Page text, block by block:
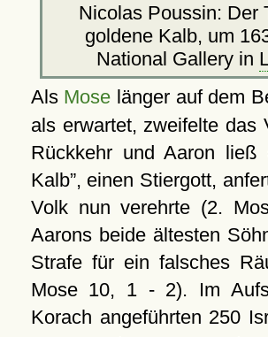
Nicolas Poussin: Der
goldene Kalb, um
National Gallery in
Als Mose länger auf dem
als erwartet, zweifelte das
Rückkehr und Aaron ließ
Kalb , einen Stiergott,
Volk nun verehrte (2.
Aarons beide ältesten
Strafe für ein falsches
Mose 10, 1 - 2). Im
Korach angeführten 250